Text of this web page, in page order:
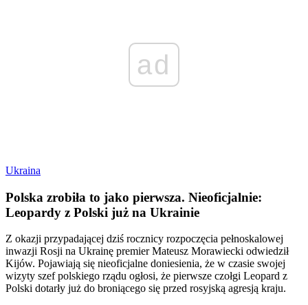
ad
Ukraina
Polska zrobiła to jako pierwsza. Nieoficjalnie:
Leopardy z Polski już na Ukrainie
Z okazji przypadającej dziś rocznicy rozpoczęcia pełnoskalowej
inwazji Rosji na Ukrainę premier Mateusz Morawiecki odwiedził
Kijów. Pojawiają się nieoficjalne doniesienia, że w czasie swojej
wizyty szef polskiego rządu ogłosi, że pierwsze czołgi Leopard z
Polski dotarły już do broniącego się przed rosyjską agresją kraju.